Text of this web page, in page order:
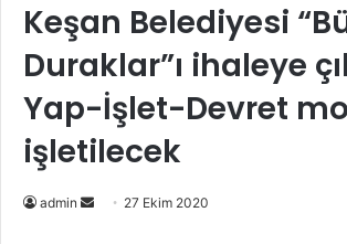
Keşan Belediyesi
Duraklar”ı ihaleye
Yap-İşlet-Devret
işletilecek
admin
Bir
27 Ekim 2020